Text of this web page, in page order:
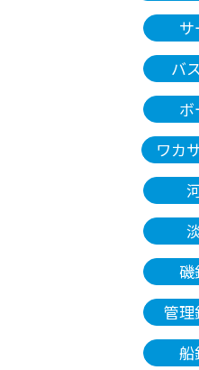
サ
バ
ボ
ワカ
磯
管理
船